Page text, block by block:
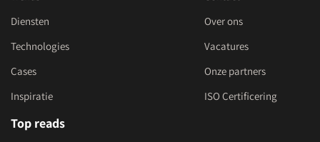
Diensten
Technologies
Cases
Inspiratie
Over ons
Vacatures
Onze partners
ISO Certificering
Top reads